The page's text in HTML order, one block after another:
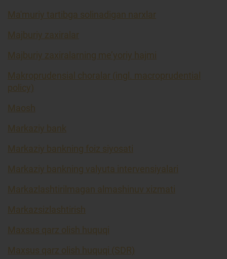
Ma'muriy tartibga solinadigan narxlar
Majburiy zaxiralar
Majburiy zaxiralarning me’yoriy hajmi
Makroprudensial choralar (ingl. macroprudential
policy)
Maosh
Markaziy bank
Markaziy bankning foiz siyosati
Markaziy bankning valyuta intervensiyalari
Markazlashtirilmagan almashinuv xizmati
Markazsizlashtirish
Maxsus qarz olish huquqi
Maxsus qarz olish huquqi (SDR)